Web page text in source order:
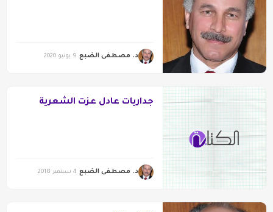
د. مصطفى الضبع 9 يونيو 2020
جداريات عادل عزت الشعرية
د. مصطفى الضبع 4 سبتمبر 2018